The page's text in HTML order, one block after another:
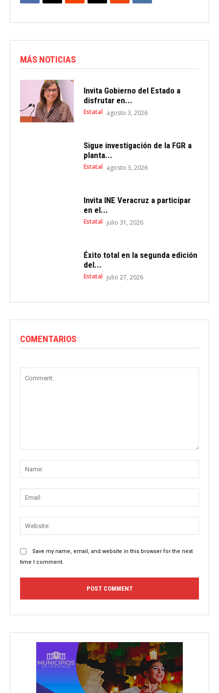
MÁS NOTICIAS
Invita Gobierno del Estado a
disfrutar en...
Estatal agosto 3, 2026
Sigue investigación de la FGR a
planta...
Estatal agosto 3, 2026
Invita INE Veracruz a participar
en el...
Estatal julio 31, 2026
Éxito total en la segunda edición
del...
Estatal julio 27, 2026
COMENTARIOS
Save my name, email, and website in this browser for the next
time I comment.